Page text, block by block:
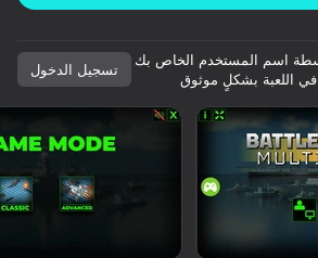
تدوير الجهاز
تدعم اتجاه المناظر الطبيعية
فقط
اسم المستخدم الخاص بك
اللعبة بشكلٍ موثوق
تسجيل الدخول